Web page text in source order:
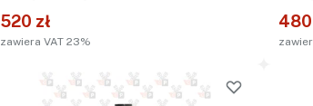
520 zł
zawiera VAT 23%
480